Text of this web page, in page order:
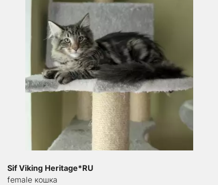
Sif Viking Heritage*RU
female кошка